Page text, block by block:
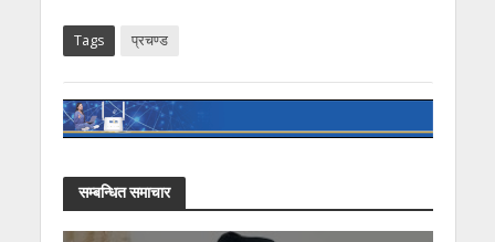
Tags प्रचण्ड
सम्बन्धित समाचार